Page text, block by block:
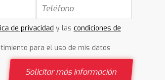
de privacidad y las condiciones de
para el uso de mis datos
Solicitar más información